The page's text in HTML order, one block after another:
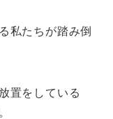
私たちが踏み倒
置をしている